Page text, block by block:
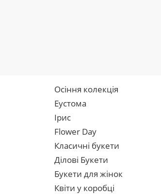
Осіння колекція
Еустома
Ірис
Flower Day
Класичні букети
Ділові Букети
Букети для жінок
Квіти у коробці